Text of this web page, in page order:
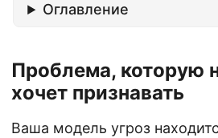
Оглавление
Проблема, которую
хочет признавать
Ваша модель угроз